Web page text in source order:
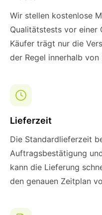
Wir stellen kostenlose
Qualitätstests vor einer
Käufer trägt nur die
der Regel innerhalb
Lieferzeit
Die Standardlieferzeit
Auftragsbestätigung
kann die Lieferung
den genauen Zeitplan